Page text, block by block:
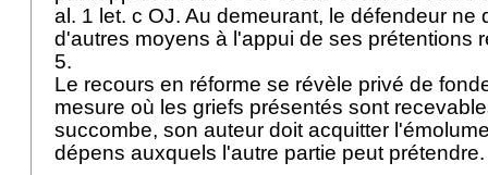
al. 1 let. c OJ. Au demeurant, le défendeur ne
d'autres moyens à l'appui de ses prétentions
5.
Le recours en réforme se révèle privé de
mesure où les griefs présentés sont
succombe, son auteur doit acquitter
dépens auxquels l'autre partie peut